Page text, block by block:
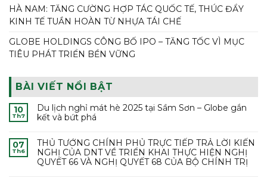
HÀ NAM: TĂNG CƯỜNG HỢP TÁC QUỐC TẾ, THÚC ĐẨY
KINH TẾ TUẦN HOÀN TỪ NHỰA TÁI CHẾ
GLOBE HOLDINGS CÔNG BỐ IPO – TĂNG TỐC VÌ MỤC
TIÊU PHÁT TRIỂN BỀN VỮNG
BÀI VIẾT NỔI BẬT
10
Th7
Du lịch nghỉ mát hè 2025 tại Sầm Sơn – Globe gắn
kết và bứt phá
07
Th6
THỦ TƯỚNG CHÍNH PHỦ TRỰC TIẾP TRẢ LỜI KIẾN
NGHỊ CỦA DNT VỀ TRIỂN KHAI THỰC HIỆN NGHỊ
QUYẾT 66 VÀ NGHỊ QUYẾT 68 CỦA BỘ CHÍNH TRỊ